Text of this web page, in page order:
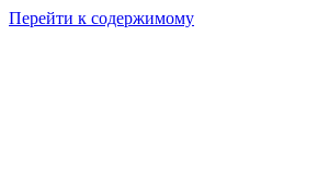
Перейти к содержимому